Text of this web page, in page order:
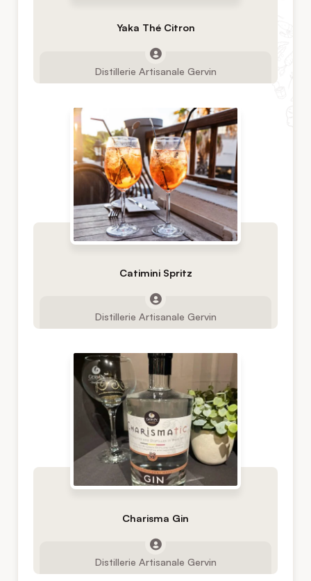
Yaka Thé Citron
Distillerie Artisanale Gervin
Catimini Spritz
Distillerie Artisanale Gervin
Charisma Gin
Distillerie Artisanale Gervin